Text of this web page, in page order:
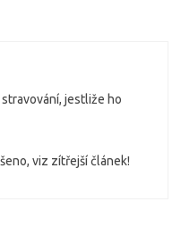
jestliže ho
viz zítřejší článek!